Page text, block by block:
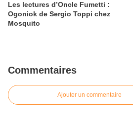
Les lectures d’Oncle Fumetti :
Ogoniok de Sergio Toppi chez
Mosquito
Commentaires
Ajouter un commentaire